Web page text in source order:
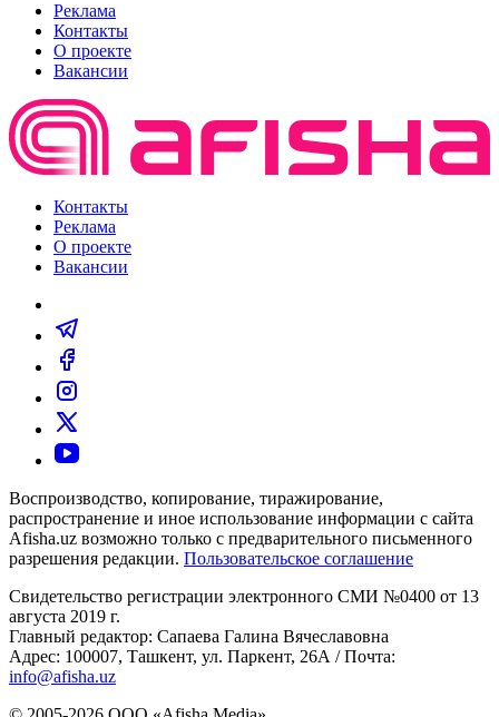
Реклама
Контакты
О проекте
Вакансии
Контакты
Реклама
О проекте
Вакансии
Воспроизводство, копирование, тиражирование,
распространение и иное использование информации с сайта
Afisha.uz возможно только с предварительного письменного
разрешения редакции. Пользовательское соглашение
Свидетельство регистрации электронного СМИ №0400 от 13
августа 2019 г.
Главный редактор: Сапаева Галина Вячеславовна
Адрес: 100007, Ташкент, ул. Паркент, 26А / Почта:
info@afisha.uz